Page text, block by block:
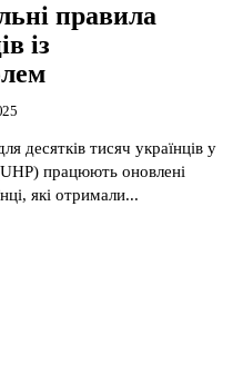
правила
із
десятків тисяч українців у
працюють оновлені
які отримали...